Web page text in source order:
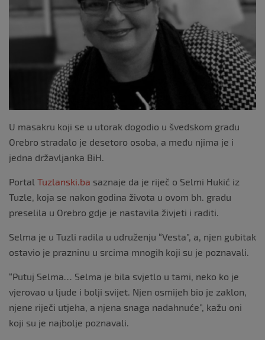
o
k
U masakru koji se u utorak dogodio u švedskom gradu
Orebro stradalo je desetoro osoba, a među njima je i
jedna državljanka BiH.
Portal Tuzlanski.ba saznaje da je riječ o Selmi Hukić iz
Tuzle, koja se nakon godina života u ovom bh. gradu
preselila u Orebro gdje je nastavila živjeti i raditi.
Selma je u Tuzli radila u udruženju “Vesta”, a, njen gubitak
ostavio je prazninu u srcima mnogih koji su je poznavali.
“Putuj Selma… Selma je bila svjetlo u tami, neko ko je
vjerovao u ljude i bolji svijet. Njen osmijeh bio je zaklon,
njene riječi utjeha, a njena snaga nadahnuće”, kažu oni
koji su je najbolje poznavali.